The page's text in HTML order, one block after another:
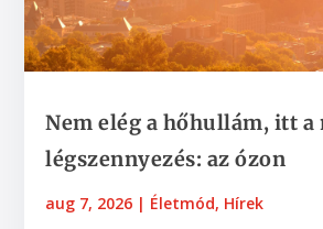
Nem elég a hőhullám, itt a
légszennyezés: az ózon
aug 7, 2026 | Életmód, Hírek